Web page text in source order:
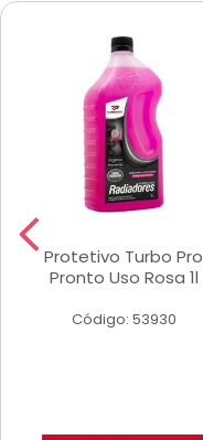
Protetivo Turbo Pro
Pronto Uso Rosa 1l
Código: 53930